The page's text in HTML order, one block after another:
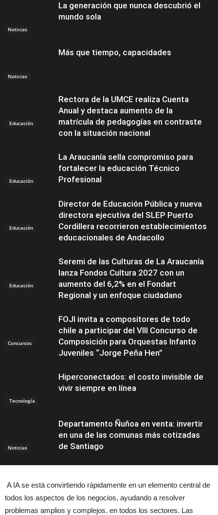
Noticias
La generación que nunca descubrió el
mundo sola
Noticias
Más que tiempo, capacidades
Educación
Rectora de la UMCE realiza Cuenta
Anual y destaca aumento de la
matrícula de pedagogías en contraste
con la situación nacional
Educación
La Araucanía sella compromiso para
fortalecer la educación Técnico
Profesional
Educación
Director de Educación Pública y nueva
directora ejecutiva del SLEP Puerto
Cordillera recorrieron establecimientos
educacionales de Andacollo
Educación
Seremi de las Culturas de La Araucanía
lanza Fondos Cultura 2027 con un
aumento del 6,2% en el Fondart
Regional y un enfoque ciudadano
Concursos
FOJI invita a compositores de todo
chile a participar del VIII Concurso de
Composición para Orquestas Infanto
Juveniles “Jorge Peña Hen”
Tecnología
Hiperconectados: el costo invisible de
vivir siempre en línea
Noticias
Departamento Ñuñoa en venta: invertir
en una de las comunas más cotizadas
de Santiago
A IA se está convirtiendo rápidamente en un elemento central de
todos los aspectos de los negocios, ayudando a resolver
problemas amplios y complejos. en todos los sectores. Las